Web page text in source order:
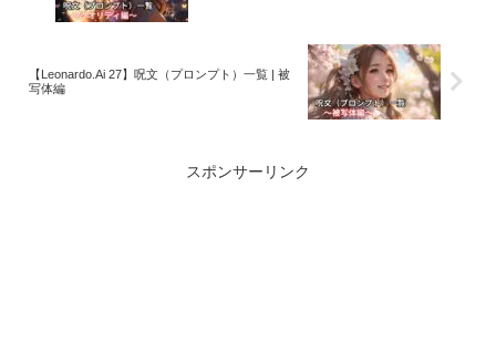
【Leonardo.Ai 27】呪文（プロンプト）一覧 | 被
写体編
スポンサーリンク